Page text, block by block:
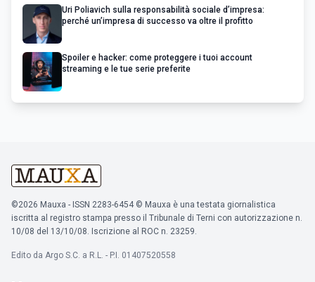
Uri Poliavich sulla responsabilità sociale d’impresa:
perché un’impresa di successo va oltre il profitto
Spoiler e hacker: come proteggere i tuoi account
streaming e le tue serie preferite
©2026 Mauxa - ISSN 2283-6454 © Mauxa è una testata giornalistica
iscritta al registro stampa presso il Tribunale di Terni con autorizzazione n.
10/08 del 13/10/08. Iscrizione al ROC n. 23259.
Edito da Argo S.C. a R.L. - P.I. 01407520558